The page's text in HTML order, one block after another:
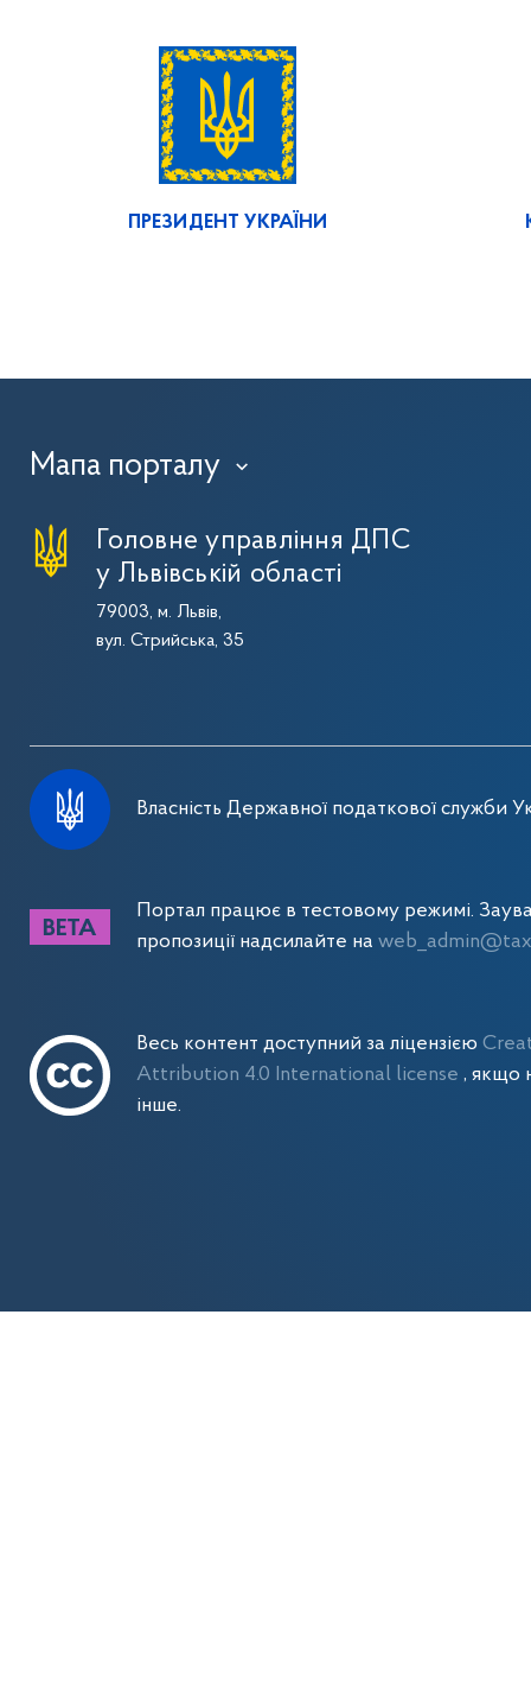
ПРЕЗИДЕНТ УКРАЇНИ
Мапа порталу ›
Головне управління ДПС
у Львівській області
79003, м. Львів,
вул. Стрийська, 35
Власність Державної податкової служби
Портал працює в тестовому режимі.
пропозиції надсилайте на
Весь контент доступний за ліцензією
Attribution 4.0 International license , якщо
інше.